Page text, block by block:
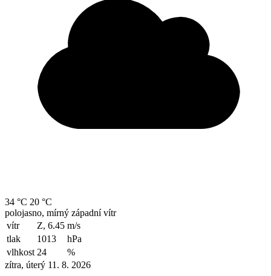
34 °C 20 °C
polojasno, mírný západní vítr
vítr
Z, 6.45 m/s
tlak
1013
hPa
vlhkost 24
%
zítra, úterý 11. 8. 2026